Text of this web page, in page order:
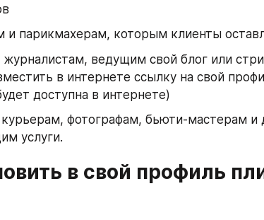
и парикмахерам, которым клиенты
журналистам, ведущим свой блог или
в интернете ссылку на свой
доступна в интернете)
курьерам, фотографам, бьюти-мастерам и
услуги.
в свой профиль